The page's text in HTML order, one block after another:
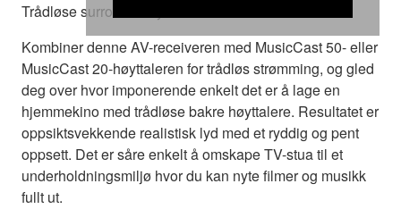
Trådløse surround høyttalere
Kombiner denne AV-receiveren med MusicCast 50- eller
MusicCast 20-høyttaleren for trådløs strømming, og gled
deg over hvor imponerende enkelt det er å lage en
hjemmekino med trådløse bakre høyttalere. Resultatet er
oppsiktsvekkende realistisk lyd med et ryddig og pent
oppsett. Det er såre enkelt å omskape TV-stua til et
underholdningsmiljø hvor du kan nyte filmer og musikk
fullt ut.